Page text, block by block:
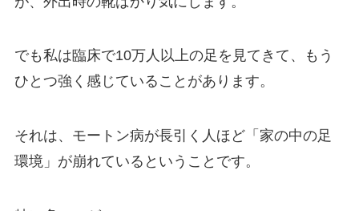
でも私は臨床で10万人以上の足を見てきて、もう
ひとつ強く感じていることがあります。
それは、モートン病が長引く人ほど「家の中の足
環境」が崩れているということです。